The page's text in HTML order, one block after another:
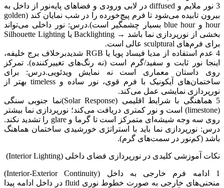
3 نور ملایم و diffused در لابی ورودی و فضاهای پایه نور از داخل به
بیرون تابیده می‌شود تا فرم پیچ‌خورده را در شب نمایان کند (golden
hour و blue hour بسیار چشمگیر است). درس: نور داخلی می‌تواند
بخشی از نورپردازی نما باشد → Backlighting یا Silhouette Lighting
برای فرم‌های sculptural عالی است.
4 عدم استفاده از مدیا فیساد پویا یا RGB شدید برخلاف برج خلیفه،
اینجا نور ثابت و سفید/گرم است (نه رنگ‌های تغییرکننده). تمرکز
روی داستان معماری است نه نمایش ویدئویی. درس: برای
ساختمان‌های آیکونیک با فرم قوی، نور ساده و timeless بهتر از
نورپردازی نمایشی عمل می‌کند.
5 هماهنگی با شرایط اقلیمی (Solar Response) نما جنوبی سنگی
(limestone) است و نور کمتری دریافت می‌کند؛ نورپردازی نما بیشتر
روی سه وجه شیشه‌ای متمرکز است تا گرما و glare را تشدید نکند.
درس: نورپردازی نما باید با استراتژی خورشیدی ساختمان هماهنگ
باشد (کم‌نور در سمت‌های گرم).
نکات آموزشی کلیدی در نورپردازی فضای داخلی (Interior Lighting)
1 ادامه فرم خارجی به داخل (Interior-Exterior Continuity)
منحنی‌های خارجی به صورت خطوط نوری fluid در داخل ادامه پیدا